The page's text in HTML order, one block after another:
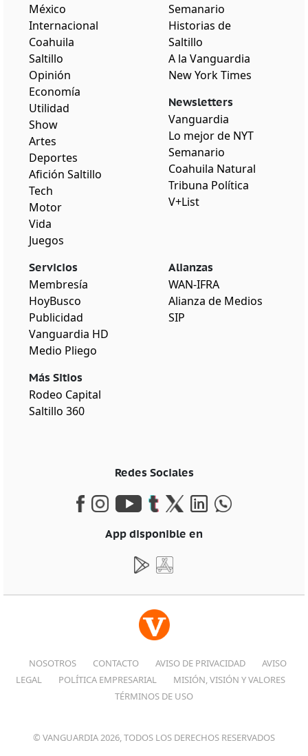
México
Internacional
Coahuila
Saltillo
Opinión
Economía
Utilidad
Show
Artes
Deportes
Afición Saltillo
Tech
Motor
Vida
Juegos
Semanario
Historias de
Saltillo
A la Vanguardia
New York Times
Newsletters
Vanguardia
Lo mejor de NYT
Semanario
Coahuila Natural
Tribuna Política
V+List
Servicios
Membresía
HoyBusco
Publicidad
Vanguardia HD
Medio Pliego
Más Sitios
Rodeo Capital
Saltillo 360
Alianzas
WAN-IFRA
Alianza de Medios
SIP
Redes Sociales
App disponible en
NOSOTROS CONTACTO AVISO DE PRIVACIDAD
AVISO
LEGAL
POLÍTICA EMPRESARIAL
MISIÓN, VISIÓN Y VALORES
TÉRMINOS DE USO
© VANGUARDIA 2026, TODOS LOS DERECHOS RESERVADOS